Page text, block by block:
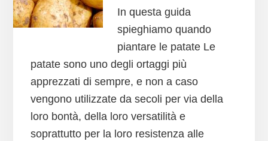
In questa guida
spieghiamo quando
piantare le patate Le
patate sono uno degli ortaggi più
apprezzati di sempre, e non a caso
vengono utilizzate da secoli per via della
loro bontà, della loro versatilità e
soprattutto per la loro resistenza alle